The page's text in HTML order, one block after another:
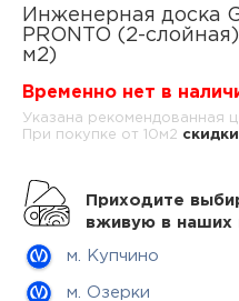
Инженерная доска
PRONTO (2-
м2)
Временно нет в
Указана рекомендованная
При покупке от 10м2 cкидки
Приходите
вживую в наших
м. Купчино
м. Озерки